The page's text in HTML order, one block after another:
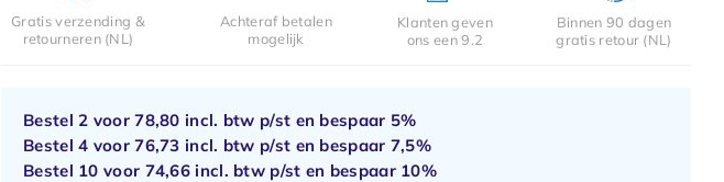
Gratis verzending &
retourneren (NL)
Achteraf betalen
mogelijk
Klanten geven
ons een 9.2
Binnen 90 dagen
gratis retour (NL)
Bestel 2 voor78,80 incl. btw p/st en bespaar 5%
Bestel 4 voor76,73 incl. btw p/st en bespaar 7,5%
Bestel 10 voor 74,66 incl. btw p/st en bespaar 10%